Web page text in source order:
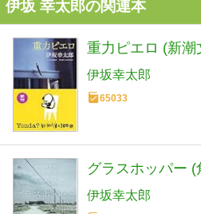
伊坂 幸太郎の関連本
重力ピエロ (新潮
伊坂幸太郎
65033
グラスホッパー (
伊坂幸太郎